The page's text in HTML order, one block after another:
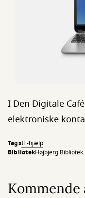
I Den Digitale
elektroniske
TagsIT-hjælp
BibliotekHøjbjerg Bibliotek